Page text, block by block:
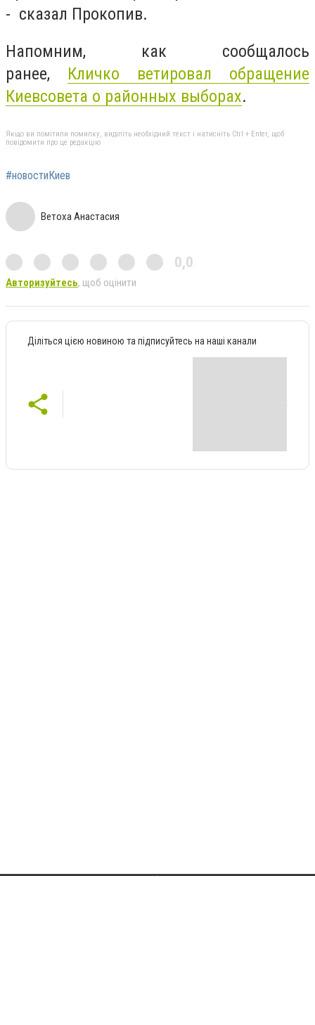
- сказал Прокопив.
Напомним, как сообщалось
ранее, Кличко ветировал обращение
Киевсовета о районных выборах.
Якщо ви помітили помилку, виділіть необхідний текст і натисніть Ctrl + Enter, щоб
повідомити про це редакцію
#новостиКиев
Ветоха Анастасия
0,0
Авторизуйтесь, щоб оцінити
Діліться цією новиною та підписуйтесь на наші канали